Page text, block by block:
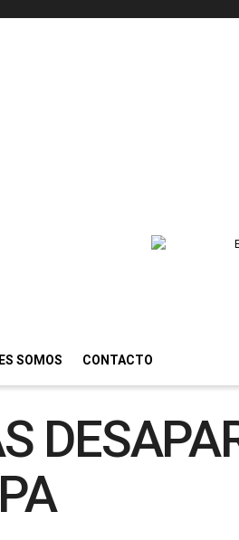
SOMOS CONTACTO